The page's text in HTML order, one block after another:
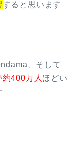
すると思います
、そして
約400万人 ほどい